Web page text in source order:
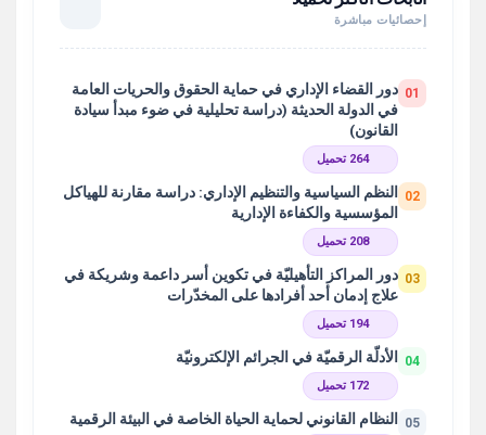
إحصائيات مباشرة
01 دور القضاء الإداري في حماية الحقوق والحريات العامة
في الدولة الحديثة (دراسة تحليلية في ضوء مبدأ سيادة
القانون)
264 تحميل
02
النظم السياسية والتنظيم الإداري: دراسة مقارنة للهياكل
المؤسسية والكفاءة الإدارية
208 تحميل
03 دور المراكز التأهيليّة في تكوين أسر داعمة وشريكة في
علاج إدمان أحد أفرادها على المخدّرات
194 تحميل
04 الأدلّة الرقميّة في الجرائم الإلكترونيّة
172 تحميل
05 النظام القانوني لحماية الحياة الخاصة في البيئة الرقمية